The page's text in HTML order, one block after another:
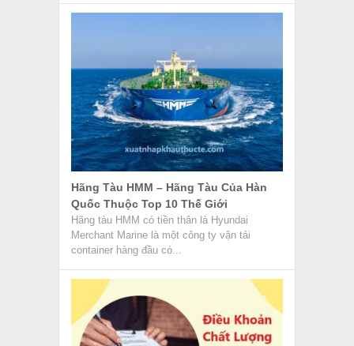
Hãng Tàu HMM – Hãng Tàu Của Hàn
Quốc Thuộc Top 10 Thế Giới
Hãng tàu HMM có tiền thân là Hyundai
Merchant Marine là một công ty vận tải
container hàng đầu có...